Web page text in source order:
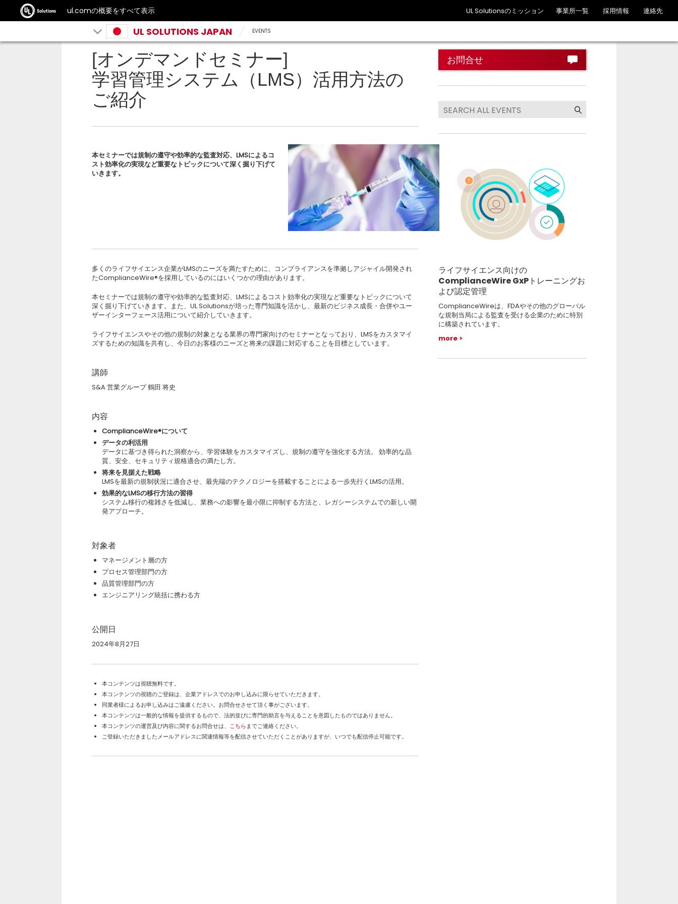
ul.comの概要をすべて表示 UL Solutionsのミッション 事業所一覧 採用情報 連絡先
UL SOLUTIONS JAPAN EVENTS
[オンデマンドセミナー]
学習管理システム（LMS）活用方法の
ご紹介
本セミナーでは規制の遵守や効率的な監査対応、LMSによるコ
スト効率化の実現など重要なトピックについて深く掘り下げて
いきます。
多くのライフサイエンス企業がLMSのニーズを満たすために、コンプライアンスを準拠しアジャイル開発され
たComplianceWire®を採用しているのにはいくつかの理由があります。
本セミナーでは規制の遵守や効率的な監査対応、LMSによるコスト効率化の実現など重要なトピックについて
深く掘り下げていきます。また、UL Solutionsが培った専門知識を活かし、最新のビジネス成長・合併やユー
ザーインターフェース活用について紹介していきます。
ライフサイエンスやその他の規制の対象となる業界の専門家向けのセミナーとなっており、LMSをカスタマイ
ズするための知識を共有し、今日のお客様のニーズと将来の課題に対応することを目標としています。
講師
S&A 営業グループ 鶴田 将史
内容
ComplianceWire®について
データの利活用
データに基づき得られた洞察から、学習体験をカスタマイズし、規制の遵守を強化する方法。 効率的な品
質、安全、セキュリティ規格適合の満たし方。
将来を見据えた戦略
LMSを最新の規制状況に適合させ、最先端のテクノロジーを搭載することによる一歩先行くLMSの活用。
効果的なLMSの移行方法の習得
システム移行の複雑さを低減し、業務への影響を最小限に抑制する方法と、レガシーシステムでの新しい開
発アプローチ。
対象者
マネージメント層の方
プロセス管理部門の方
品質管理部門の方
エンジニアリング統括に携わる方
公開日
2024年8月27日
本コンテンツは視聴無料です。
本コンテンツの視聴のご登録は、企業アドレスでのお申し込みに限らせていただきます。
同業者様によるお申し込みはご遠慮ください。お問合せさせて頂く事がございます。
本コンテンツは一般的な情報を提供するもので、法的並びに専門的助言を与えることを意図したものではありません。
本コンテンツの運営及び内容に関するお問合せは、 こちらまでご連絡ください。
ご登録いただきましたメールアドレスに関連情報等を配信させていただくことがありますが、いつでも配信停止可能です。
お問合せ
ライフサイエンス向けの
ComplianceWire GxPトレーニングお
よび認定管理
ComplianceWireは、FDAやその他のグローバル
な規制当局による監査を受ける企業のために特別
に構築されています。
more